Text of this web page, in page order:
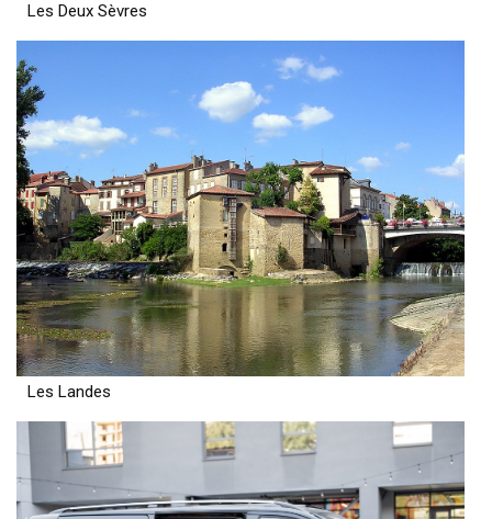
Les Deux Sèvres
Les Landes